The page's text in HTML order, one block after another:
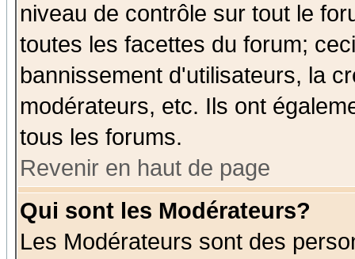
niveau de contrôle sur tout le
toutes les facettes du forum;
bannissement d'utilisateurs, la
modérateurs, etc. Ils ont
tous les forums.
Revenir en haut de page
Qui sont les Modérateurs?
Les Modérateurs sont des